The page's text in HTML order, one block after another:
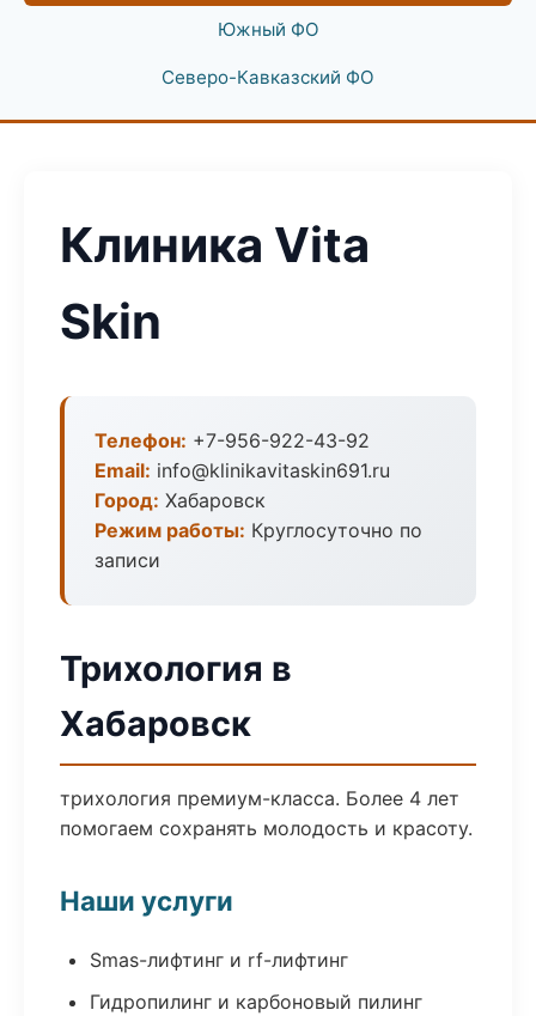
Южный ФО
Северо-Кавказский ФО
Клиника Vita
Skin
Телефон: +7-956-922-43-92
Email: info@klinikavitaskin691.ru
Город: Хабаровск
Режим работы: Круглосуточно по
записи
Трихология в
Хабаровск
трихология премиум-класса. Более 4 лет
помогаем сохранять молодость и красоту.
Наши услуги
Smas-лифтинг и rf-лифтинг
Гидропилинг и карбоновый пилинг